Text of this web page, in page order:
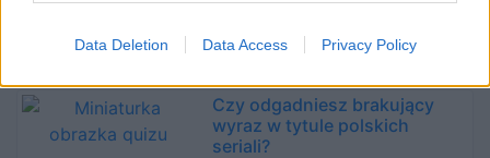
Data Deletion Data Access Privacy Policy
Czy odgadniesz brakujący
wyraz w tytule filmu?
Czy odgadniesz brakujący
wyraz w tytule polskich
seriali?